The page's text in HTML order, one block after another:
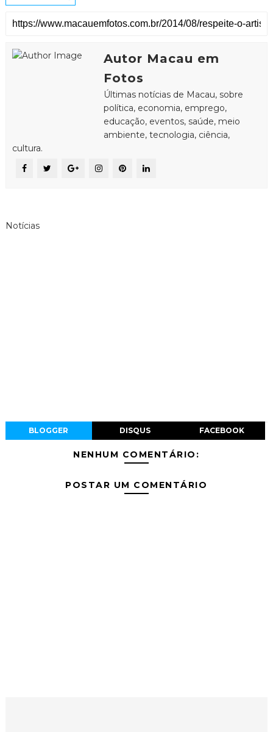
Autor Macau em
Fotos
Últimas notícias de Macau, sobre
política, economia, emprego,
educação, eventos, saúde, meio
ambiente, tecnologia, ciência,
cultura.
Notícias
BLOGGER DISQUS FACEBOOK
NENHUM COMENTÁRIO:
POSTAR UM COMENTÁRIO